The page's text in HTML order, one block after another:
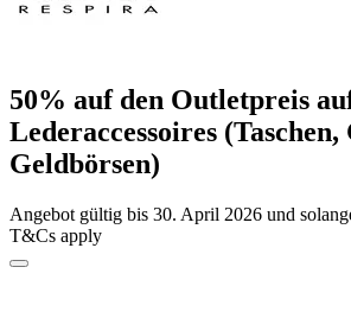
50% auf den Outletpreis
Lederaccessoires
Geldbörsen)
Angebot gültig bis 30. April 2026 und
T&Cs apply